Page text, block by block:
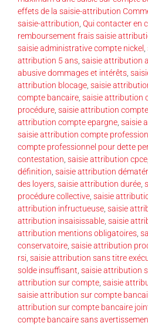
effets de la saisie-attribution
saisie-attribution Qui contacter en
remboursement frais saisie
saisie administrative compte nickel
attribution 5 ans saisie attribution
abusive dommages et intérêts
attribution blocage saisie
compte bancaire saisie attribution
procédure saisie attribution
attribution compte epargne saisie
saisie attribution compte
compte professionnel pour dette
contestation saisie attribution cpce
définition saisie attribution
des loyers saisie attribution durée
procédure collective saisie
attribution infructueuse saisie
attribution insaisissable saisie
attribution mentions obligatoires
conservatoire saisie attribution
rsi saisie attribution sans titre
solde insuffisant saisie attribution
attribution sur compte saisie
saisie attribution sur compte
attribution sur compte bancaire
compte bancaire sans